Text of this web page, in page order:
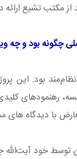
مکتب تشیع
چگونه بود و چه
نظام‌مند بود.
کلیدی
با دیدگاه های
توسط خود